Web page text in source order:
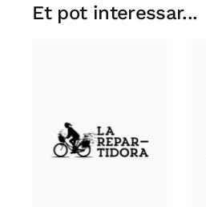
Et pot interessar...